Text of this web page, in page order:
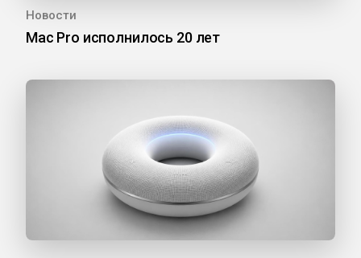
Новости
Mac Pro исполнилось 20 лет